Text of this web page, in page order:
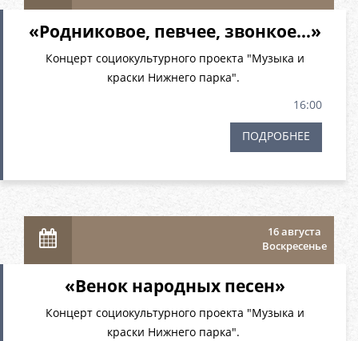
«Родниковое, певчее, звонкое…»
Концерт социокультурного проекта "Музыка и
краски Нижнего парка".
16:00
ПОДРОБНЕЕ
16 августа
Воскресенье
«Венок народных песен»
Концерт социокультурного проекта "Музыка и
краски Нижнего парка".